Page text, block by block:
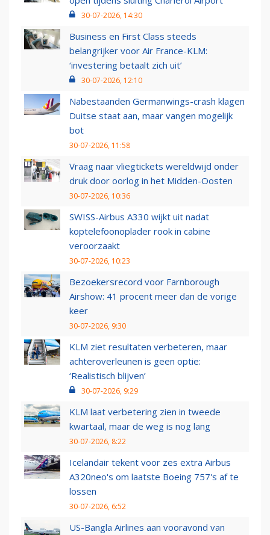
30-07-2026, 14:30
Business en First Class steeds
belangrijker voor Air France-KLM:
‘investering betaalt zich uit’
30-07-2026, 12:10
Nabestaanden Germanwings-crash klagen
Duitse staat aan, maar vangen mogelijk
bot
30-07-2026, 11:58
Vraag naar vliegtickets wereldwijd onder
druk door oorlog in het Midden-Oosten
30-07-2026, 10:36
SWISS-Airbus A330 wijkt uit nadat
koptelefoonoplader rook in cabine
veroorzaakt
30-07-2026, 10:23
Bezoekersrecord voor Farnborough
Airshow: 41 procent meer dan de vorige
keer
30-07-2026, 9:30
KLM ziet resultaten verbeteren, maar
achteroverleunen is geen optie:
‘Realistisch blijven’
30-07-2026, 9:29
KLM laat verbetering zien in tweede
kwartaal, maar de weg is nog lang
30-07-2026, 8:22
Icelandair tekent voor zes extra Airbus
A320neo's om laatste Boeing 757's af te
lossen
30-07-2026, 6:52
US-Bangla Airlines aan vooravond van